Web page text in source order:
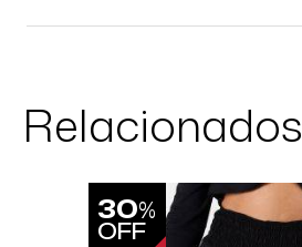
Relacionados
30%
OFF